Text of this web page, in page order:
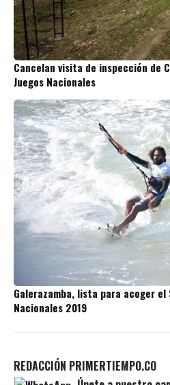
Cancelan visita de inspección de
Juegos Nacionales
Galerazamba, lista para acoger el
Nacionales 2019
REDACCIÓN PRIMERTIEMPO.CO